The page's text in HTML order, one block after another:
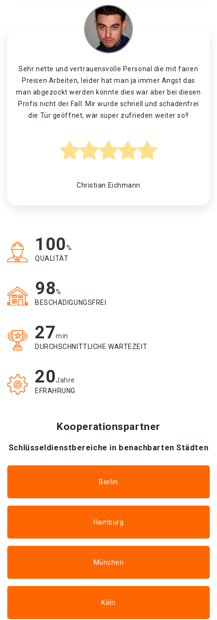
Sehr nette und vertrauensvolle Personal die mit fairen
Preisen Arbeiten, leider hat man ja immer Angst das
man abgezockt werden könnte dies war aber bei diesen
Profis nicht der Fall. Mir wurde schnell und schadenfrei
die Tür geöffnet, war super zufrieden weiter so!!
Christian Eichmann
100%
QUALITÄT
98%
BESCHÄDIGUNGSFREI
27min
DURCHSCHNITTLICHE WARTEZEIT
20Jahre
EFRAHRUNG
Kooperationspartner
Schlüsseldienstbereiche in benachbarten Städten
Berlin
Hamburg
München
Köln